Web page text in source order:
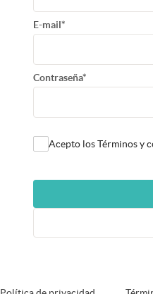
E-mail*
Contraseña*
Acepto los Términos y